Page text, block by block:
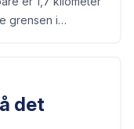
grensen i
det